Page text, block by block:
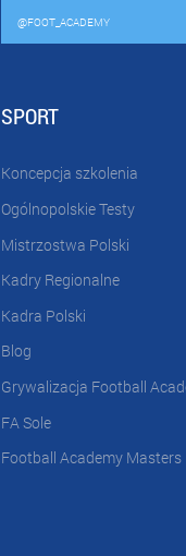
@FOOT_ACADEMY
SPORT
Koncepcja szkolenia
Ogólnopolskie Testy
Mistrzostwa Polski
Kadry Regionalne
Kadra Polski
Blog
Grywalizacja Football
FA Sole
Football Academy Masters